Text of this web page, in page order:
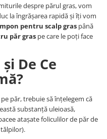
despre părul gras, vom
la îngrășarea rapidă și îți vom
pentru scalp gras până
păr gras pe care le poți face
De Ce
păr, trebuie să înțelegem că
substanță uleioasă,
atașate foliculilor de păr de